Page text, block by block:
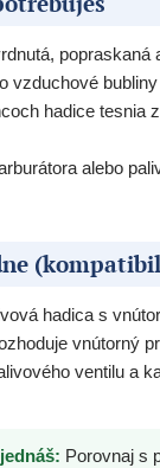
popraskaná
vzduchové
hadice tesnia
alebo
hadica s
vnútorný
ventilu a
Porovnaj s